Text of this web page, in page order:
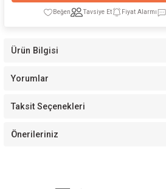
Tavsiye Et Fiyat Alarmı
Ürün Bilgisi
Yorumlar
Taksit Seçenekleri
Önerileriniz